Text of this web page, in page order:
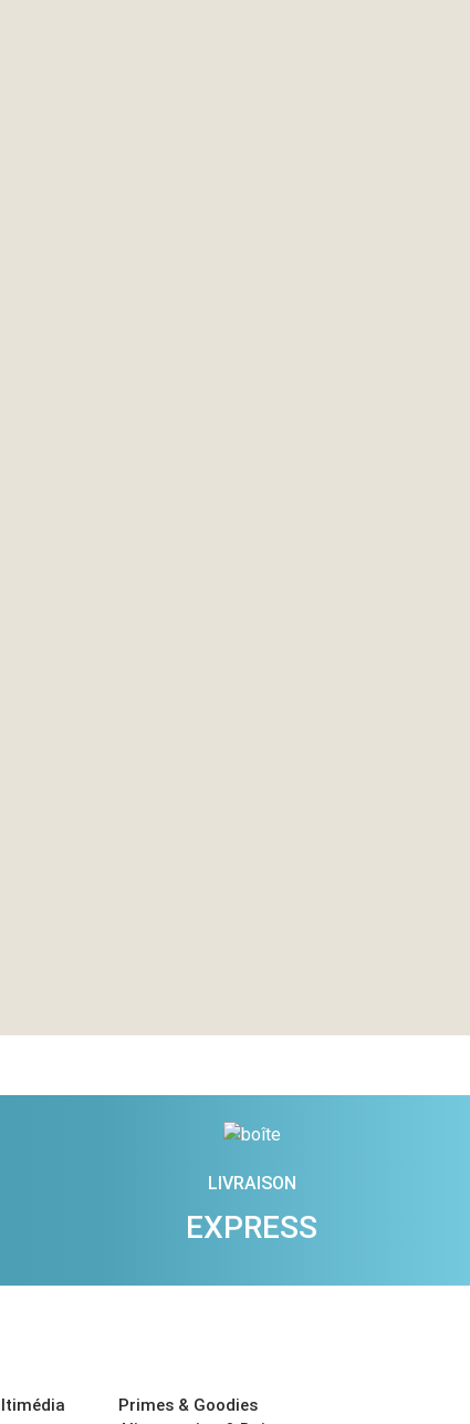
LIVRAISON
EXPRESS
Primes & Goodies